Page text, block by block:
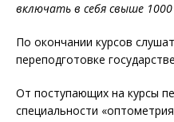
включать в себя свыше 1000
По окончании курсов
переподготовке
От поступающих на курсы
специальности